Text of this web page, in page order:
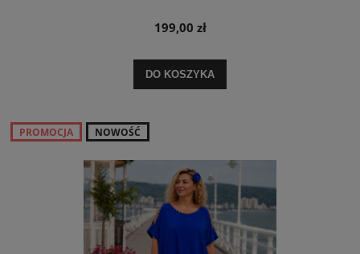
199,00 zł
DO KOSZYKA
PROMOCJA NOWOŚĆ